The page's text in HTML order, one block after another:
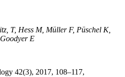
T, Hess M, Müller F, Püschel K,
E
42(3), 2017, 108–117,